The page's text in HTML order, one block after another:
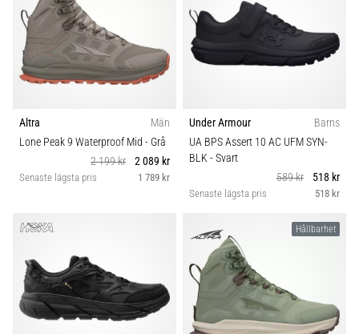
Altra
Män
Lone Peak 9 Waterproof Mid - Grå
2 199 kr
2 089 kr
Senaste lägsta pris 1 789 kr
Under Armour
Barns
UA BPS Assert 10 AC UFM SYN-
BLK- Svart
589 kr
518 kr
Senaste lägsta pris 518 kr
Hållbarhet